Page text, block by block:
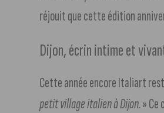
réjouit que cette édition
Dijon, écrin intime et
Cette année encore Italiart
petit village italien à Dijon. »